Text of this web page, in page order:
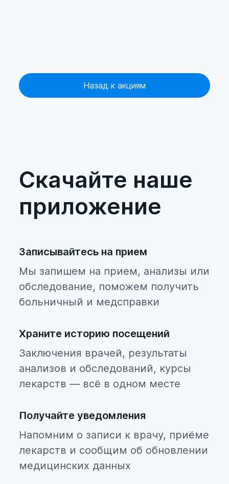
Назад к акциям
Скачайте наше
приложение
Записывайтесь на прием
Мы запишем на прием, анализы или
обследование, поможем получить
больничный и медсправки
Храните историю посещений
Заключения врачей, результаты
анализов и обследований, курсы
лекарств — всё в одном месте
Получайте уведомления
Напомним о записи к врачу, приёме
лекарств и сообщим об обновлении
медицинских данных